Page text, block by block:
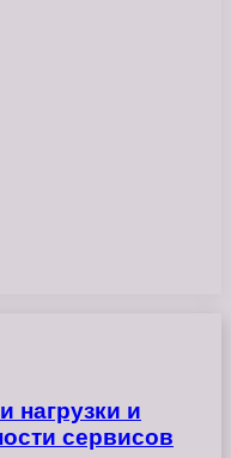
нагрузки и
сервисов